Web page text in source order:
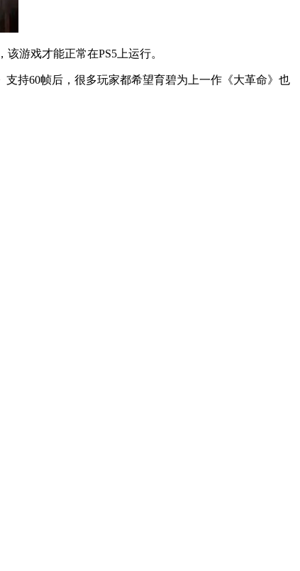
游戏才能正常在PS5上运行。
持60帧后，很多玩家都希望育碧为上一作《大革命》也